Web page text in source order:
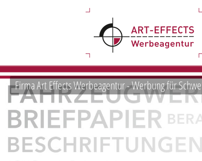
Firma Art Effects Werbeagentur - Werbung für